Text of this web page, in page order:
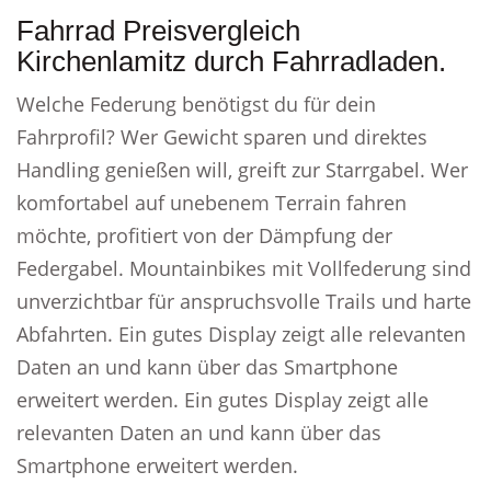
Fahrrad Preisvergleich
Kirchenlamitz durch Fahrradladen.
Welche Federung benötigst du für dein
Fahrprofil? Wer Gewicht sparen und direktes
Handling genießen will, greift zur Starrgabel. Wer
komfortabel auf unebenem Terrain fahren
möchte, profitiert von der Dämpfung der
Federgabel. Mountainbikes mit Vollfederung sind
unverzichtbar für anspruchsvolle Trails und harte
Abfahrten. Ein gutes Display zeigt alle relevanten
Daten an und kann über das Smartphone
erweitert werden. Ein gutes Display zeigt alle
relevanten Daten an und kann über das
Smartphone erweitert werden.